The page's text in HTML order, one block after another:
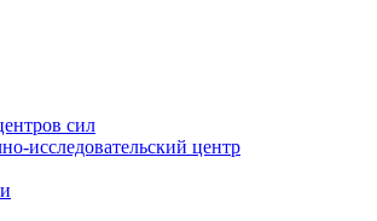
сил
исследовательский центр